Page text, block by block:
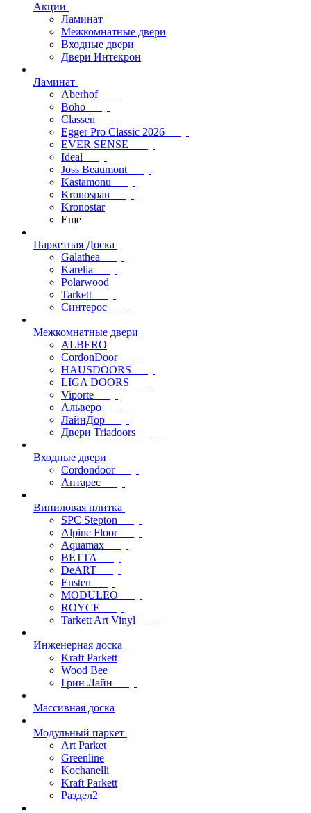
Акции
Ламинат
Межкомнатные двери
Входные двери
Двери Интекрон
Ламинат
Aberhof
Boho
Classen
Egger Pro Classic 2026
EVER SENSE
Ideal
Joss Beaumont
Kastamonu
Kronospan
Kronostar
Еще
Паркетная Доска
Galathea
Karelia
Polarwood
Tarkett
Синтерос
Межкомнатные двери
ALBERO
CordonDoor
HAUSDOORS
LIGA DOORS
Viporte
Альверо
ЛайнДор
Двери Triadoors
Входные двери
Cordondoor
Антарес
Виниловая плитка
SPC Stepton
Alpine Floor
Aquamax
BETTA
DeART
Ensten
MODULEO
ROYCE
Tarkett Art Vinyl
Инженерная доска
Kraft Parkett
Wood Bee
Грин Лайн
Массивная доска
Модульный паркет
Art Parket
Greenline
Kochanelli
Kraft Parkett
Раздел2